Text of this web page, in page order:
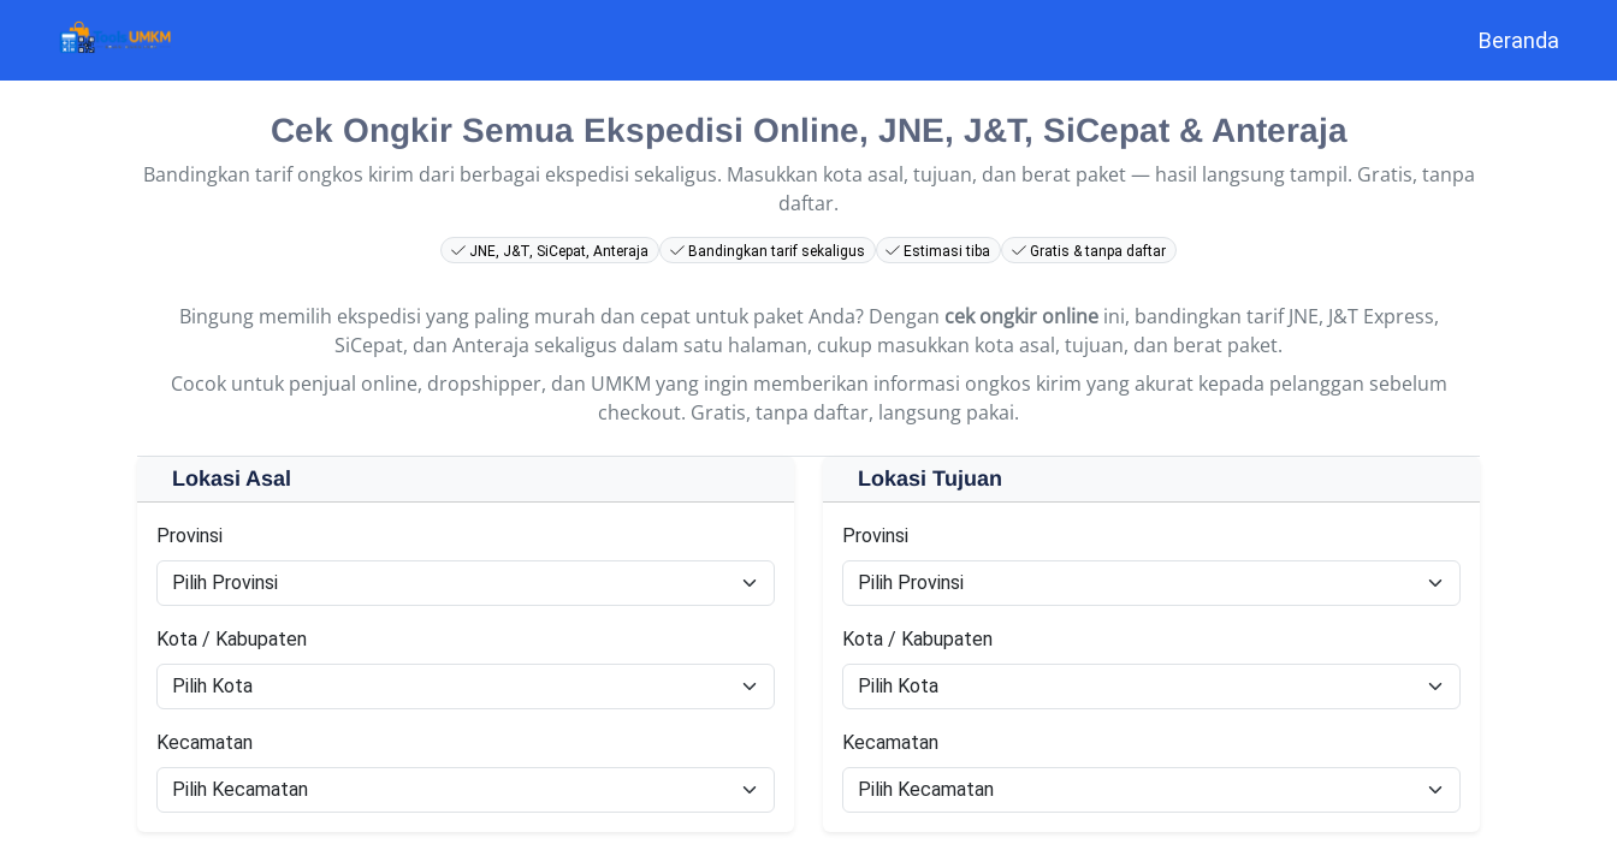
Beranda
Cek Ongkir Semua Ekspedisi Online, JNE, J&T, SiCepat & Anteraja
Bandingkan tarif ongkos kirim dari berbagai ekspedisi sekaligus. Masukkan kota asal, tujuan, dan berat paket — hasil langsung tampil. Gratis, tanpa
daftar.
JNE, J&T, SiCepat, Anteraja Bandingkan tarif sekaligus Estimasi tiba Gratis & tanpa daftar
Bingung memilih ekspedisi yang paling murah dan cepat untuk paket Anda? Dengan cek ongkir onlineini, bandingkan tarif JNE, J&T Express,
SiCepat, dan Anteraja sekaligus dalam satu halaman, cukup masukkan kota asal, tujuan, dan berat paket.
Cocok untuk penjual online, dropshipper, dan UMKM yang ingin memberikan informasi ongkos kirim yang akurat kepada pelanggan sebelum
checkout. Gratis, tanpa daftar, langsung pakai.
Lokasi Asal
Provinsi
Kota / Kabupaten
Kecamatan
Lokasi Tujuan
Provinsi
Kota / Kabupaten
Kecamatan